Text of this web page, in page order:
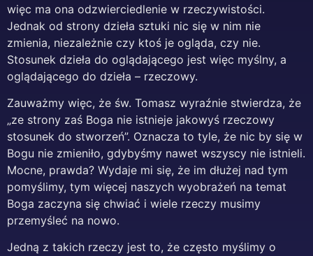
więc ma ona odzwierciedlenie w rzeczywistości.
Jednak od strony dzieła sztuki nic się w nim nie
zmienia, niezależnie czy ktoś je ogląda, czy nie.
Stosunek dzieła do oglądającego jest więc myślny, a
oglądającego do dzieła – rzeczowy.
Zauważmy więc, że św. Tomasz wyraźnie stwierdza, że
„ze strony zaś Boga nie istnieje jakowyś rzeczowy
stosunek do stworzeń”. Oznacza to tyle, że nic by się w
Bogu nie zmieniło, gdybyśmy nawet wszyscy nie istnieli.
Mocne, prawda? Wydaje mi się, że im dłużej nad tym
pomyślimy, tym więcej naszych wyobrażeń na temat
Boga zaczyna się chwiać i wiele rzeczy musimy
przemyśleć na nowo.
Jedną z takich rzeczy jest to, że często myślimy o